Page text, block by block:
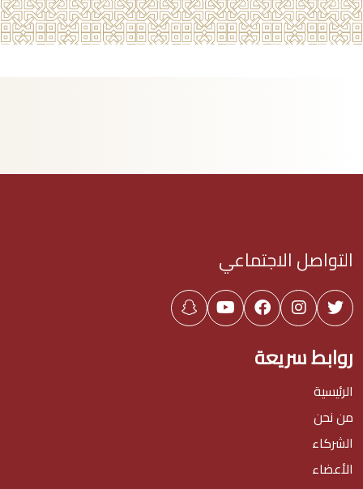
التواصل الاجتماعي
روابط سريعة
الرئيسية
من نحن
الشركاء
الأعضاء